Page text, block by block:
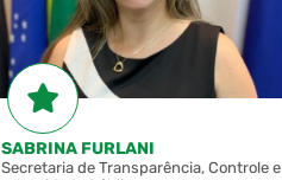
SABRINA FURLANI
Secretaria de Transparência, Controle e